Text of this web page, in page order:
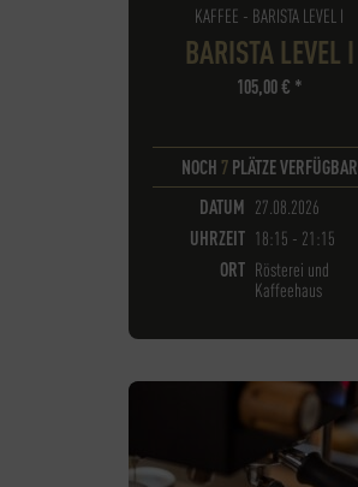
KAFFEE - BARISTA LEVEL I
BARISTA LEVEL I
105,00€ *
NOCH 7PLÄTZE VERFÜGBAR
DATUM 27.08.2026
UHRZEIT 18:15 - 21:15
ORT Rösterei und
Kaffeehaus